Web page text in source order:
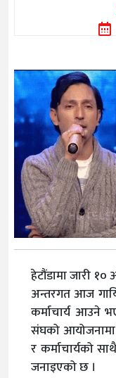
हेटौंडामा जारी १०
अन्तरगत आज
कर्माचार्य आउने
संघको आयोजनामा
र कर्माचार्यको
जनाइएको छ ।